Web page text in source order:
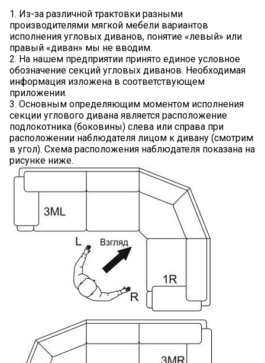
1. Из-за различной трактовки разными
производителями мягкой мебели вариантов
исполнения угловых диванов, понятие «левый» или
правый «диван» мы не вводим.
2. На нашем предприятии принято единое условное
обозначение секций угловых диванов. Необходимая
информация изложена в соответствующем
приложении.
3. Основным определяющим моментом исполнения
секции углового дивана является расположение
подлокотника (боковины) слева или справа при
расположении наблюдателя лицом к дивану (смотрим
в угол). Схема расположения наблюдателя показана на
рисунке ниже.